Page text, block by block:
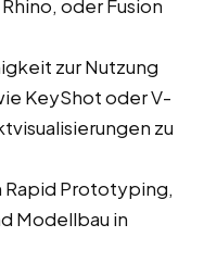
oder Fusion
zur Nutzung
KeyShot oder V-
zu
Rapid Prototyping,
Modellbau in